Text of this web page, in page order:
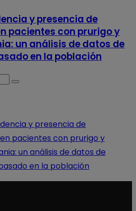
y presencia de
pacientes con prurigo y
un análisis de datos de
en la población
y presencia de
pacientes con prurigo y
un análisis de datos de
en la población